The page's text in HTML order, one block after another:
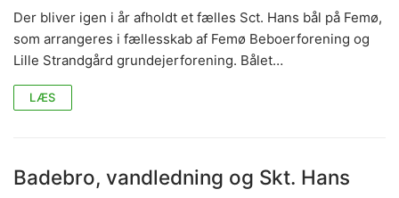
Der bliver igen i år afholdt et fælles Sct. Hans bål på Femø,
som arrangeres i fællesskab af Femø Beboerforening og
Lille Strandgård grundejerforening. Bålet…
LÆS
Badebro, vandledning og Skt. Hans